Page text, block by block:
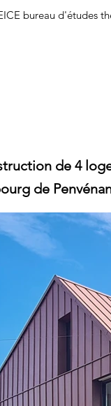
bureau d'études
de 4
de